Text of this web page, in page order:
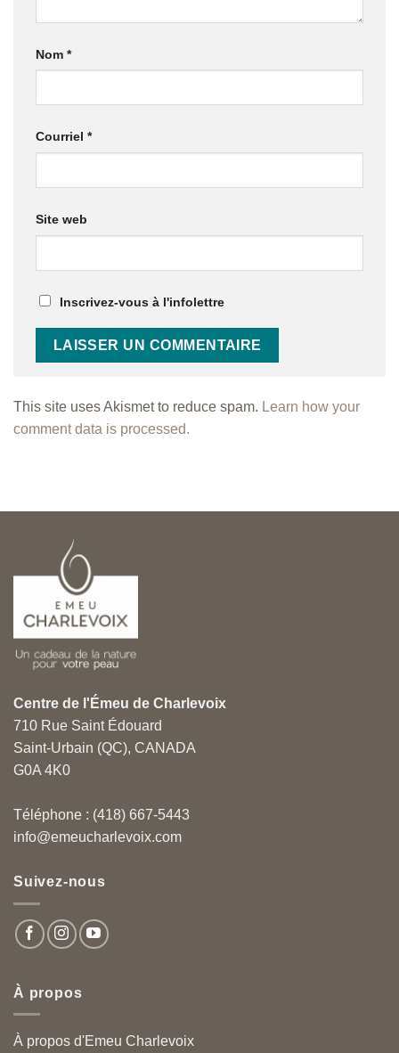
Nom *
Courriel *
Site web
Inscrivez-vous à l'infolettre
This site uses Akismet to reduce spam. Learn how your
comment data is processed.
Centre de l'Émeu de Charlevoix
710 Rue Saint Édouard
Saint-Urbain (QC), CANADA
G0A 4K0
Téléphone : (418) 667-5443
info@emeucharlevoix.com
Suivez-nous
À propos
À propos d'Emeu Charlevoix